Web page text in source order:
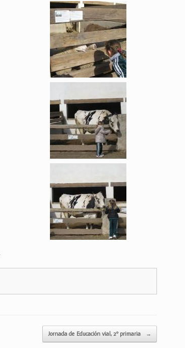
Jornada de Educación vial, 2º primaria →